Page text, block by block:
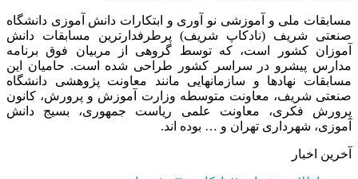
مسابقات ملی و آموزشی نو آوری و ابتکارات دانش آموزی دانشگاه
صنعتی شریف (نادکاپ شریف) پرطرفدارترین مسابقات دانش
آموزان کشور است، که توسط گروهی از مربیان فوق برنامه
مدارس پیشرو در سراسر کشور طراحی شده است. حامیان این
مسابقات نهادها و سازمانهایی مانند معاونت پژوهشی دانشگاه
صنعتی شریف، معاونت متوسطه وزارت آموزش و پرورش، کانون
پرورش فکری، معاونت علمی ریاست جمهوری، بسیج دانش
آموزی، شهرداری تهران و … بوده اند.
آخرین اخبار